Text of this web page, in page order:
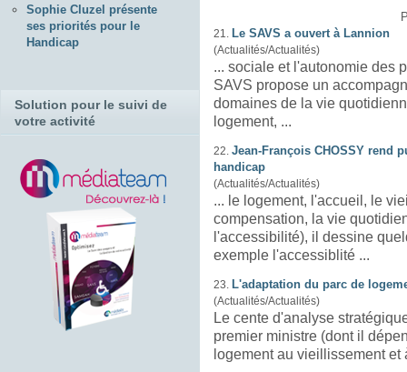
21. Le SAVS a ouvert à Lannion
(Actualités/Actualités)
... sociale et l'autonomie des
SAVS propose un
domaines de la vie
logement, ...
22. Jean-François CHOSSY rend
handicap
(Actualités/Actualités)
... le logement, l'accueil, le
compensation, la vie
l'accessibilité), il dessine
exemple l'accessiblité ...
23. L'adaptation du parc de
(Actualités/Actualités)
Le cente d'analyse
premier ministre (dont il
logementau vieillissement et
Sophie Cluzel présente
ses priorités pour le
Handicap
Solution pour le suivi de
votre activité